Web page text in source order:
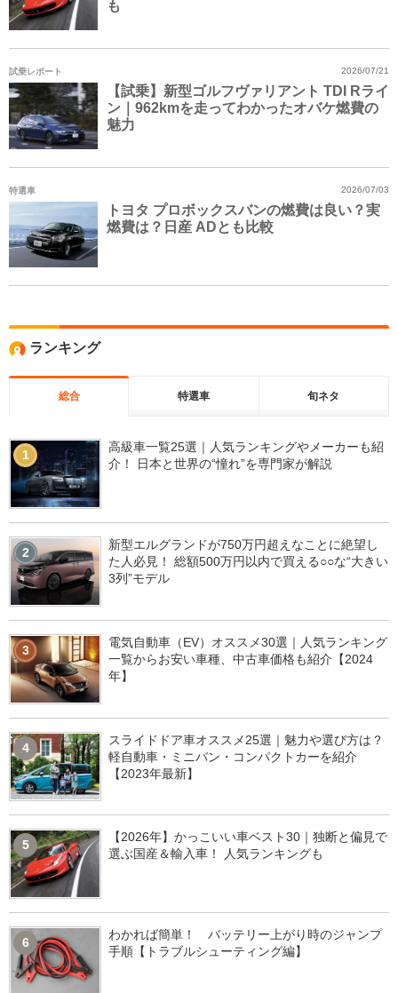
も
試乗レポート
【試乗】新型ゴルフヴァリアント TDI Rライ
ン｜962kmを走ってわかったオバケ燃費の
魅力
2026/07/21
特選車
トヨタ プロボックスバンの燃費は良い？実
燃費は？日産 ADとも比較
2026/07/03
ランキング
総合 特選車 旬ネタ
1
高級車一覧25選｜人気ランキングやメーカーも紹
介！ 日本と世界の“憧れ”を専門家が解説
2
新型エルグランドが750万円超えなことに絶望し
た人必見！ 総額500万円以内で買える○○な“大きい
3列”モデル
3
電気自動車（EV）オススメ30選｜人気ランキング
一覧からお安い車種、中古車価格も紹介【2024
年】
4
スライドドア車オススメ25選｜魅力や選び方は？
軽自動車・ミニバン・コンパクトカーを紹介
【2023年最新】
5
【2026年】かっこいい車ベスト30｜独断と偏見で
選ぶ国産＆輸入車！ 人気ランキングも
6
わかれば簡単！ バッテリー上がり時のジャンプ
手順【トラブルシューティング編】